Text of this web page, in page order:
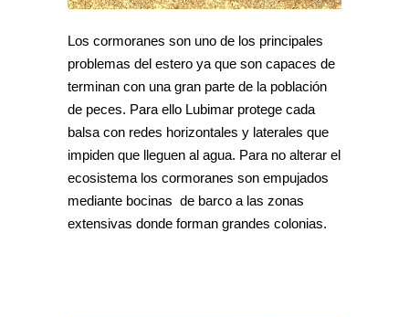
Los cormoranes son uno de los principales
problemas del estero ya que son capaces de
terminan con una gran parte de la población
de peces. Para ello Lubimar protege cada
balsa con redes horizontales y laterales que
impiden que lleguen al agua. Para no alterar el
ecosistema los cormoranes son empujados
mediante bocinas de barco a las zonas
extensivas donde forman grandes colonias.